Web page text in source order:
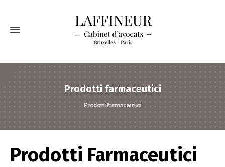
Prodotti farmaceutici
Prodotti farmaceutici
Prodotti Farmaceutici